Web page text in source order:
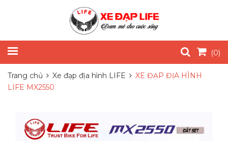
(0)
Trang chủ Xe đạp địa hình LIFE
XE ĐẠP ĐỊA HÌNH
LIFE MX2550